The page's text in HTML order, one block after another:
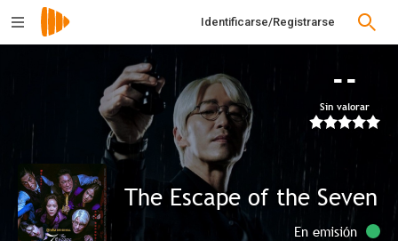
Identificarse/Registrarse
--
Sin valorar
The Escape of the Seven
En emisión